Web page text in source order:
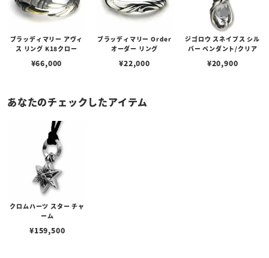
ブラッディマリー アヴィ
ス リング K18クロー
¥66,000
ブラッディマリー Order
オーダー リング
¥22,000
ジゴロウ スネイプス シル
バー ペンダント/クリア
¥20,900
あなたのチェックしたアイテム
クロムハーツ スター チャ
ーム
¥159,500